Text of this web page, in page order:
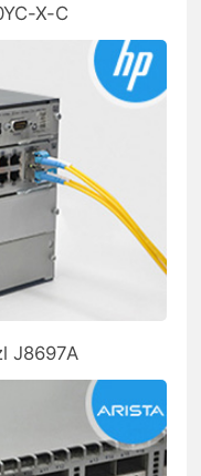
X-C
J8697A